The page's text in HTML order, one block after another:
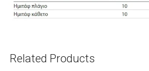
Related Products